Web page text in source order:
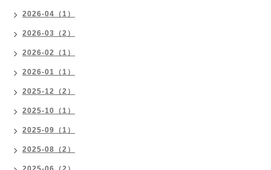
2026-04（1）
2026-03（2）
2026-02（1）
2026-01（1）
2025-12（2）
2025-10（1）
2025-09（1）
2025-08（2）